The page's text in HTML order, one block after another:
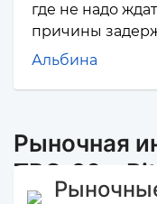
где не надо
причины
Альбина
Рыночная
TRC-20 и